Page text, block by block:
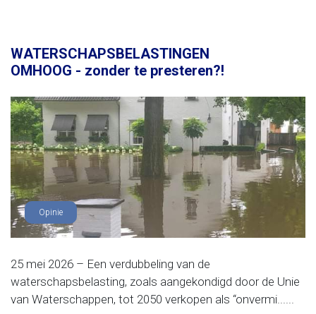
WATERSCHAPSBELASTINGEN
OMHOOG - zonder te presteren?!
Opinie
25 mei 2026 – Een verdubbeling van de
waterschapsbelasting, zoals aangekondigd door de Unie
van Waterschappen, tot 2050 verkopen als “onvermi......